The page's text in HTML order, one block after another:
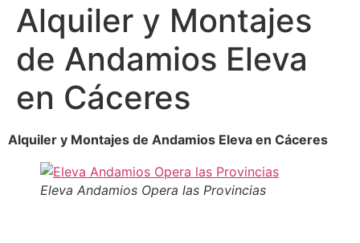
Alquiler y Montajes
de Andamios Eleva
en Cáceres
Alquiler y Montajes de Andamios Eleva en Cáceres
Eleva Andamios Opera las Provincias